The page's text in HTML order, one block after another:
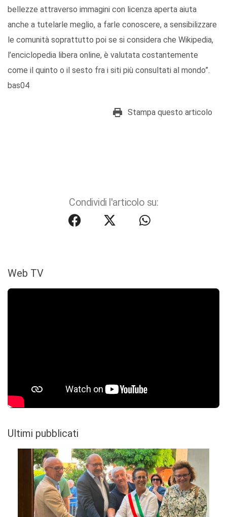
bellezze attraverso immagini con licenza aperta aiuta
anche a tutelarle meglio, a farle conoscere, a sensibilizzare
le comunità soprattutto poi se si considera che Wikipedia,
l’enciclopedia libera online, è valutata costantemente
come il quinto o il sesto fra i siti più consultati al mondo”.
bas04
Stampa questo articolo
Condividi l'articolo su:
Web TV
Ultimi pubblicati